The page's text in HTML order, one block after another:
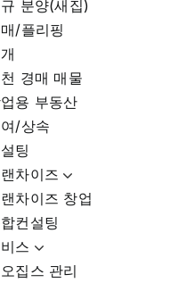
분양(새집)
/플리핑
경매 매물
용 부동산
/상속
팅
차이즈
차이즈 창업
컨설팅
스
집스 관리